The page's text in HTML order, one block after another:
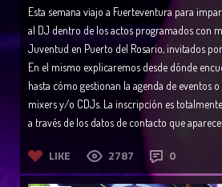
Esta semana viajo a Fuerteventura para
al DJ dentro de los actos programados con
Juventud en Puerto del Rosario, invitados
En el mismo explicaremos desde dónde
hasta cómo gestionan la agenda de eventos
mixers y/o CDJs. La inscripción es
a través de los datos de contacto que aparecen
LIKE 2787 0